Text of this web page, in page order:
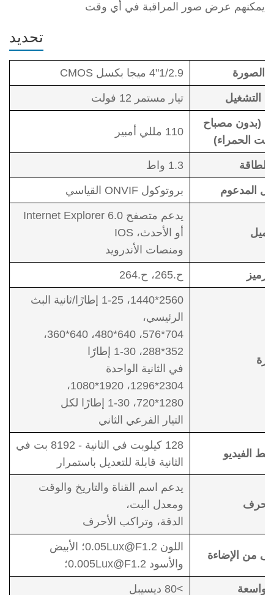
يمكنهم عرض صور المراقبة في أي وقت
تحديد
الصورة 1/2.9"4 ميجا بكسل CMOS
التشغيل تيار مستمر 12 فولت
(بدون مصباح
الحمراء)
110 مللي أمبير
الطاقة 1.3 واط
المدعوم بروتوكول ONVIF القياسي
يدعم متصفح Internet Explorer 6.0
أو الأحدث، IOS
ومنصات الأندرويد
ح.265، ح.264
2560*1440، 1-25 إطارًا/ثانية البث
الرئيسي،
704*576، 640*480، 640*360،
352*288، 1-30 إطارًا
في الثانية الواحدة
2304*1296، 1920*1080،
1280*720، 1-30 إطارًا لكل
التيار الفرعي الثاني
الفيديو
128 كيلوبت في الثانية - 8192 بت في
الثانية قابلة للتعديل باستمرار
يدعم اسم القناة والتاريخ والوقت
ومعدل البت،
الدقة، وتراكب الأحرف
من الإضاءة
اللون 0.05Lux@F1.2؛ الأبيض
والأسود 0.005Lux@F1.2؛
واسعة >80 ديسيبل